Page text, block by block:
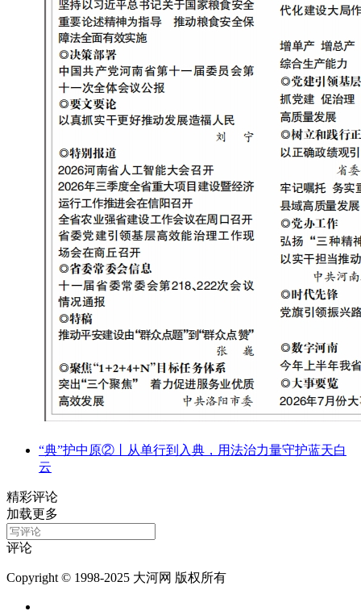
“典”护中原②‌丨从单行到入典，用法治力量守护蓝天白
云
精彩评论
加载更多
评论
Copyright © 1998-2025 大河网 版权所有